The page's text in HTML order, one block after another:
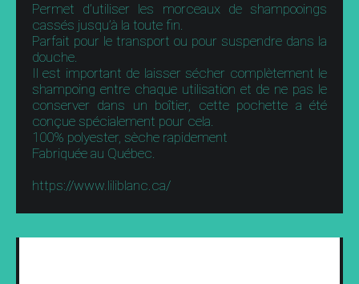
Permet d’utiliser les morceaux de shampooings
cassés jusqu’à la toute fin.
Parfait pour le transport ou pour suspendre dans la
douche.
Il est important de laisser sécher complètement le
shampoing entre chaque utilisation et de ne pas le
conserver dans un boîtier, cette pochette a été
conçue spécialement pour cela.
100% polyester, sèche rapidement
Fabriquée au Québec.
https://www.liliblanc.ca/